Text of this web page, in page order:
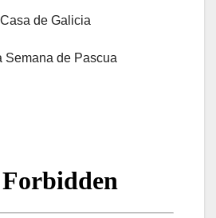
de Galicia
Semana de Pascua